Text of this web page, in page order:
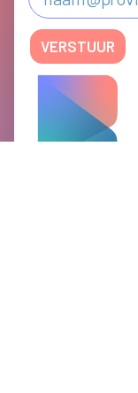
VERSTUUR